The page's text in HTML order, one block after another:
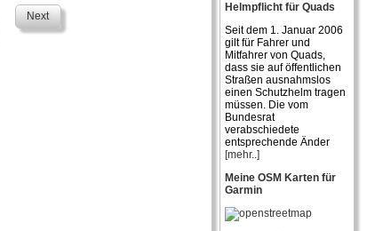
Helmpflicht für Quads
Seit dem 1. Januar 2006
gilt für Fahrer und
Mitfahrer von Quads,
dass sie auf öffentlichen
Straßen ausnahmslos
einen Schutzhelm tragen
müssen. Die vom
Bundesrat
verabschiedete
entsprechende Änder
[mehr..]
Meine OSM Karten für
Garmin
Next